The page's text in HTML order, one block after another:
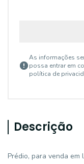
As informações
possa entrar em
política de
Descrição
Prédio, para venda em